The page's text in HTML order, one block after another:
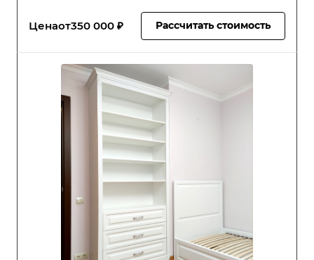
Ценаот350 000 ₽ Рассчитать стоимость